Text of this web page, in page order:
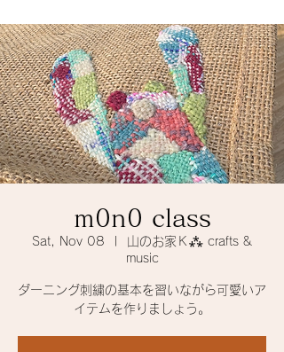
m0n0 class
Sat, Nov 08
山のお家Ｋ⁂ crafts &
music
ダーニング刺繍の基本を習いながら可愛いア
イテムを作りましょう。